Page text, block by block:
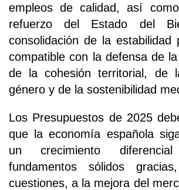
empleos de calidad, así
refuerzo del Estado del
consolidación de la estabilidad
compatible con la defensa de
de la cohesión territorial, de
género y de la sostenibilidad
Los Presupuestos de 2025
que la economía española
un crecimiento
fundamentos sólidos
cuestiones, a la mejora del